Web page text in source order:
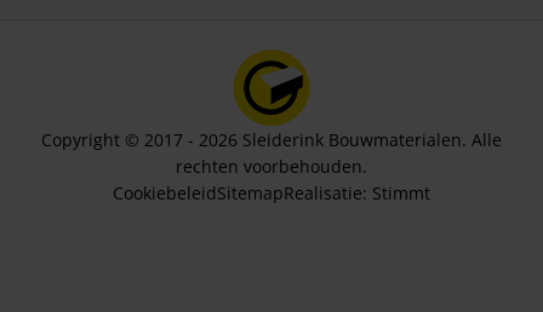
Copyright © 2017 - 2026 Sleiderink Bouwmaterialen. Alle
rechten voorbehouden.
CookiebeleidSitemapRealisatie: Stimmt